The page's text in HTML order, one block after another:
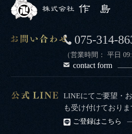
075-314-
（営業時間： 平日
contact form
LINEにてご要望・
も受け付けておりま
ご登録はこちら